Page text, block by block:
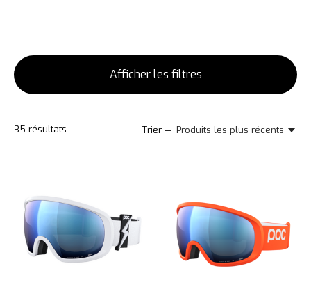
Afficher les filtres
35 résultats Trier — Produits les plus récents